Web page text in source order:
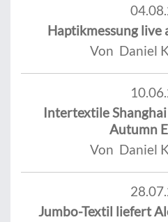
Haptikmessung live
Von Daniel
Intertextile
Autumn
Von Daniel
Jumbo-Textil liefert